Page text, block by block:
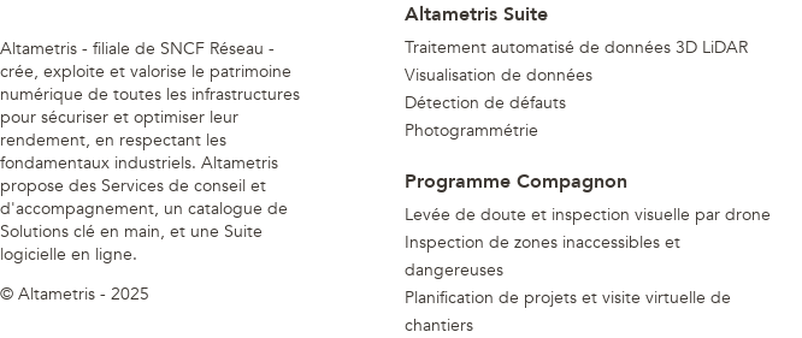
Altametris - filiale de SNCF Réseau -
crée, exploite et valorise le patrimoine
numérique de toutes les infrastructures
pour sécuriser et optimiser leur
rendement, en respectant les
fondamentaux industriels. Altametris
propose des Services de conseil et
d'accompagnement, un catalogue de
Solutions clé en main, et une Suite
logicielle en ligne.
© Altametris - 2025
Altametris Suite
Traitement automatisé de données 3D LiDAR
Visualisation de données
Détection de défauts
Photogrammétrie
Programme Compagnon
Levée de doute et inspection visuelle par drone
Inspection de zones inaccessibles et
dangereuses
Planification de projets et visite virtuelle de
chantiers